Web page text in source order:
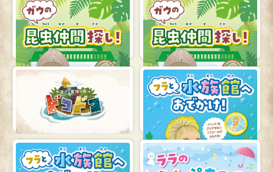
2026.07.28
ドコドコレイクタウン【8月限
定】店内イベントのご紹介
イオンレイクタウンmori店
2026.07.28
ドコドコ立川【8月限定】店内
イベントのご紹介
立川髙島屋S.C.店
2026.07.24
【正常稼働中】アクティビティ
稼働状況に関しまして
立川髙島屋S.C.店
2026.06.25
ドコドコレイクタウン【7月限
定】店内イベントのご紹介
イオンレイクタウンmori店
2026.06.25
ドコドコ立川【7月限定】店内
2026.05.26
ドコドコレイクタウン【6月限